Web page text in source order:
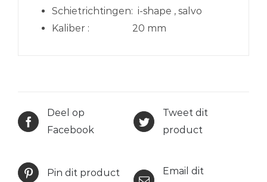
Schietrichtingen: i-shape , salvo
Kaliber : 20 mm
Deel op
Facebook
Tweet dit
product
Pin dit product Email dit